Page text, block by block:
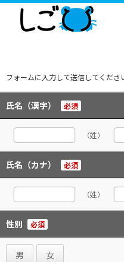
フォームに入力して送信してくださ
氏名（漢字） 必須
（姓）
氏名（カナ） 必須
（姓）
性別 必須
男 女